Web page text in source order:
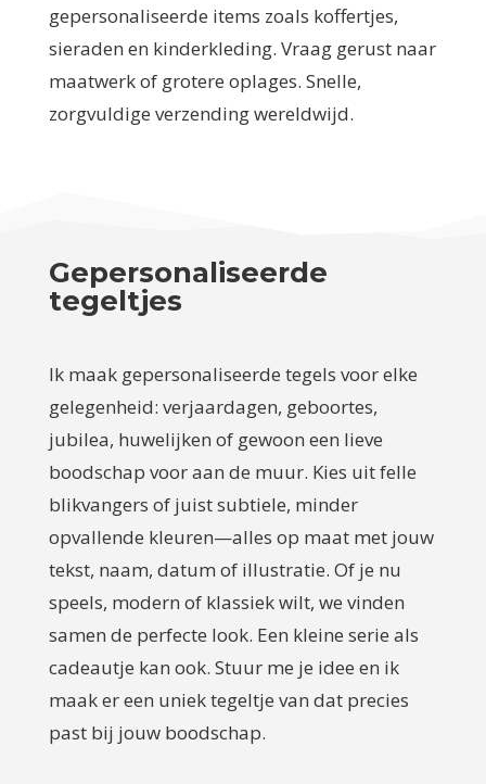
gepersonaliseerde items zoals koffertjes,
sieraden en kinderkleding. Vraag gerust naar
maatwerk of grotere oplages. Snelle,
zorgvuldige verzending wereldwijd.
Gepersonaliseerde
tegeltjes
Ik maak gepersonaliseerde tegels voor elke
gelegenheid: verjaardagen, geboortes,
jubilea, huwelijken of gewoon een lieve
boodschap voor aan de muur. Kies uit felle
blikvangers of juist subtiele, minder
opvallende kleuren—alles op maat met jouw
tekst, naam, datum of illustratie. Of je nu
speels, modern of klassiek wilt, we vinden
samen de perfecte look. Een kleine serie als
cadeautje kan ook. Stuur me je idee en ik
maak er een uniek tegeltje van dat precies
past bij jouw boodschap.